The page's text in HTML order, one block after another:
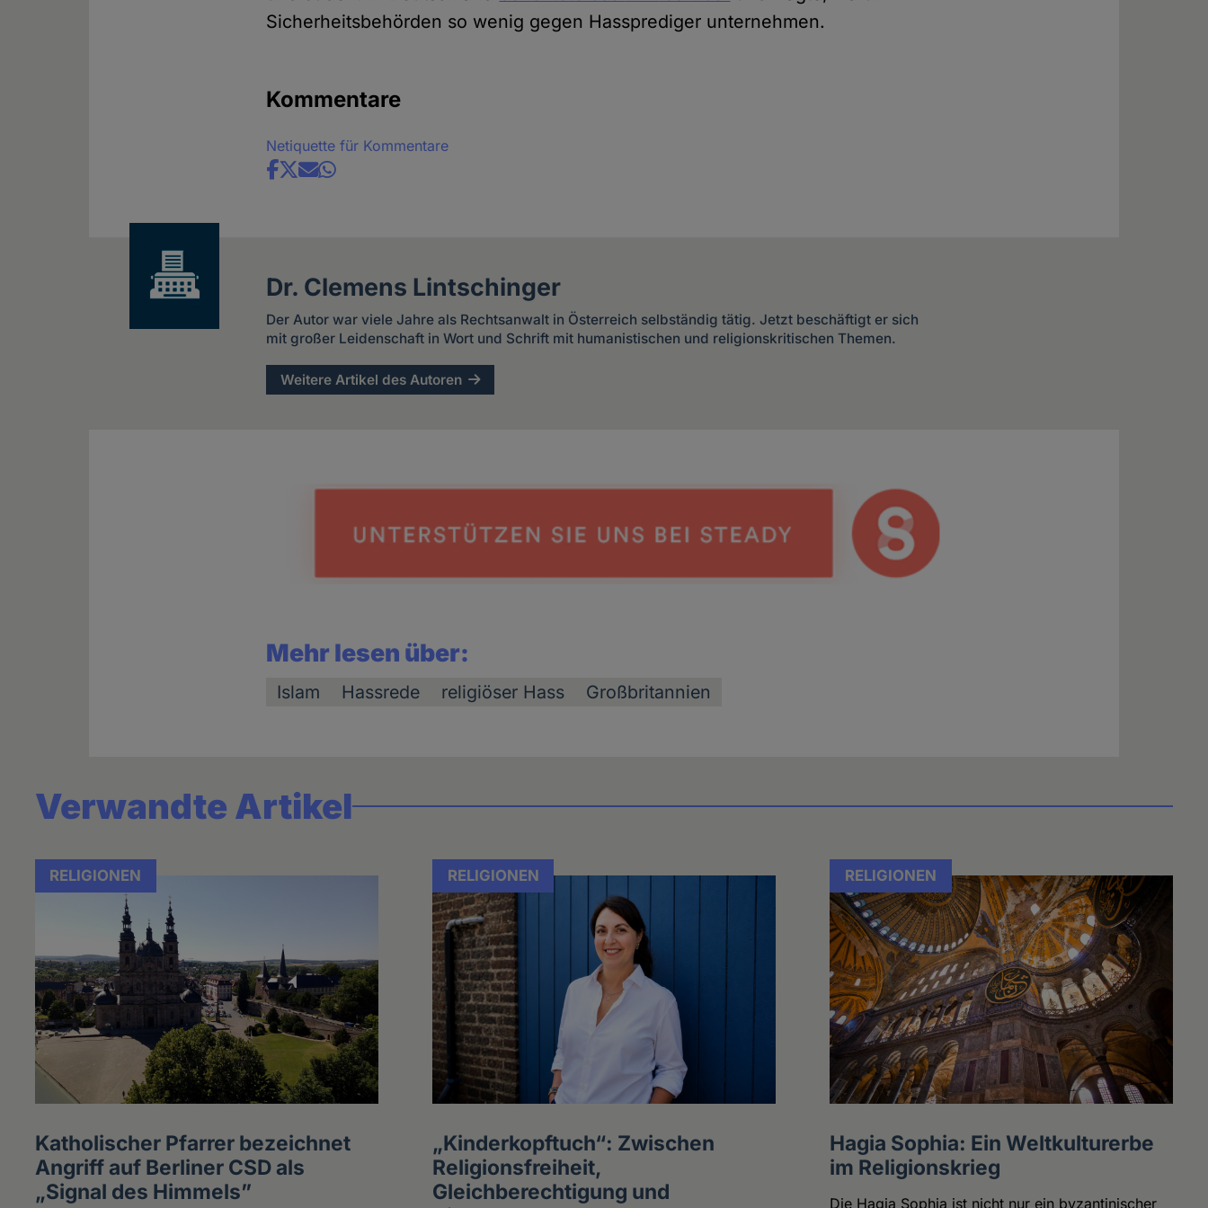
Sicherheitsbehörden so wenig gegen Hassprediger unternehmen.
Kommentare
Netiquette für Kommentare
Share
Dr. Clemens Lintschinger
Der Autor war viele Jahre als Rechtsanwalt in Österreich selbständig tätig. Jetzt beschäftigt er sich
mit großer Leidenschaft in Wort und Schrift mit humanistischen und religionskritischen Themen.
Weitere Artikel des Autoren
Mehr lesen über:
Islam Hassrede religiöser Hass Großbritannien
Verwandte Artikel
RELIGIONEN
Katholischer Pfarrer bezeichnet
Angriff auf Berliner CSD als
„Signal des Himmels”
RELIGIONEN
„Kinderkopftuch“: Zwischen
Religionsfreiheit,
Gleichberechtigung und
RELIGIONEN
Hagia Sophia: Ein Weltkulturerbe
im Religionskrieg
Die Hagia Sophia ist nicht nur ein byzantinischer